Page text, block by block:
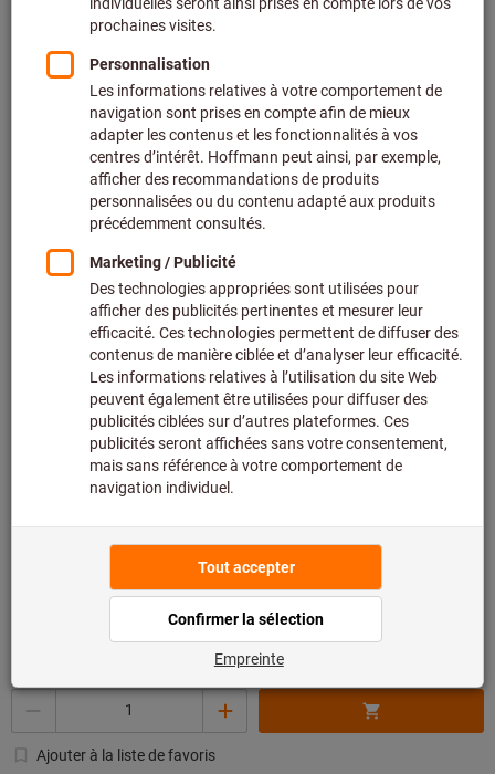
produits
Produits
BEST-seller Tablier de soudeur
Réf.: 091437
Livrable
3 variantes
livraison
Accéder aux variantes
Foulard de soudeur, Type: ONE
Prix par 1 Unité
+ TVA en vigueur
Quantité
Ajouter à la liste de favoris